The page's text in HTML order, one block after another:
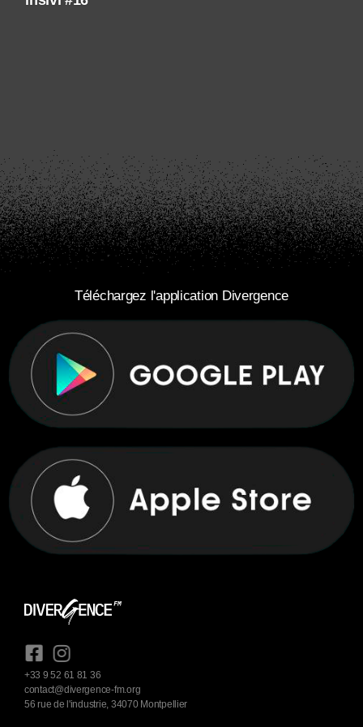
Téléchargez l'application Divergence
+33 9 52 61 81 36
contact@divergence-fm.org
56 rue de l'industrie, 34070 Montpellier